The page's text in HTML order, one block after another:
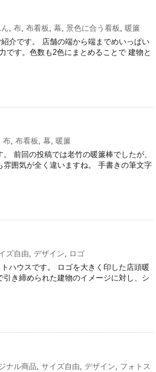
, 布, 布看板, 幕, 景色に合う看板, 暖簾
介です。 店舗の端から端までめいっぱい
です。色数も2色にまとめることで 建物と
布, 布看板, 幕, 暖簾
前回の投稿では老竹の暖簾棒でしたが、
囲気が全く違いますね。 手書きの筆文字
ズ自由, デザイン, ロゴ
ハウスです。 ロゴを大きく印した店頭暖
き締められた建物のイメージに対し、シ
ナル商品, サイズ自由, デザイン, フォトス